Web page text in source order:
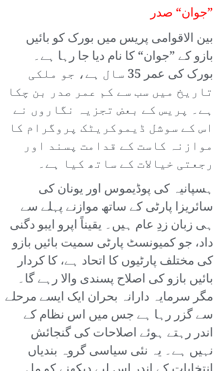
”جوان“ صدر
بین الاقوامی پریس میں بورک کو بائیں
بازو کے ”جوان“ کا نام دیا جا رہا ہے۔
بورک کی عمر 35 سال ہے، جو ملکی
تاریخ میں سب سے کم عمر صدر بن چکا
ہے۔ پریس کے بعض تجزیہ نگاروں نے
اس کے سوشل ڈیموکریٹک پروگرام کا
موازنہ کاست کے قدامت پسند اور
رجعتی خیالات کے ساتھ کیا ہے۔
ہسپانیہ کی پوڈیموس اور یونان کی
سائریزا پارٹی کے ساتھ موازنے پہلے سے
ہی زبان زدِ عام ہیں۔ یقیناً اپرو ایبو دگنی
داد، جو کمیونسٹ پارٹی سمیت بائیں بازو
کی مختلف پارٹیوں کا اتحاد ہے، کا کردار
بائیں بازو کی اصلاح پسندی والا رہے گا۔
مگر سرمایہ دارانہ بحران ایک ایسے مرحلے
سے گزر رہا ہے جس میں اس نظام کے
اندر رہتے ہوئے اصلاحات کی گنجائش
نہیں ہے۔ یہ نئی سیاسی گروہ بندیاں